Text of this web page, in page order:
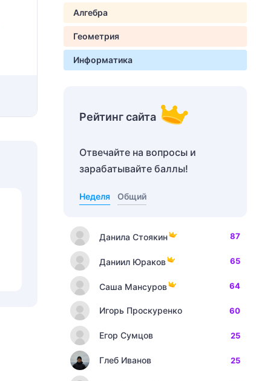
Алгебра
Геометрия
Информатика
Рейтинг сайта
Отвечайте на вопросы и
зарабатывайте баллы!
Неделя Общий
Данила Стоякин 87
Даниил Юраков 65
Саша Мансуров 64
Игорь Проскуренко 60
Егор Сумцов 25
Глеб Иванов 25